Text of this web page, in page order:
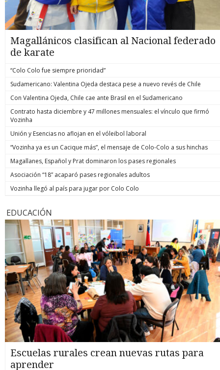
Magallánicos clasifican al Nacional federado
de karate
“Colo Colo fue siempre prioridad”
Sudamericano: Valentina Ojeda destaca pese a nuevo revés de Chile
Con Valentina Ojeda, Chile cae ante Brasil en el Sudamericano
Contrato hasta diciembre y 47 millones mensuales: el vínculo que firmó
Vozinha
Unión y Esencias no aflojan en el vóleibol laboral
“Vozinha ya es un Cacique más”, el mensaje de Colo-Colo a sus hinchas
Magallanes, Español y Prat dominaron los pases regionales
Asociación “18” acaparó pases regionales adultos
Vozinha llegó al país para jugar por Colo Colo
EDUCACIÓN
Escuelas rurales crean nuevas rutas para
aprender